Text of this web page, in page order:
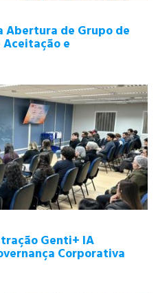
Abertura de Grupo de
Aceitação e
Genti+ IA
Corporativa